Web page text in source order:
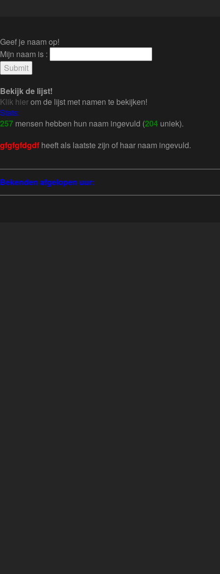
Geef je naam op!
Mijn naam is :
Bekijk de lijst!
Klik hierom de lijst met namen te bekijken!
Stats:
257 mensen hebben hun naam ingevuld (204 uniek).
gfgfgfdgdf heeft als laatste zijn of haar naam ingevuld.
Bekenden afgelopen uur: